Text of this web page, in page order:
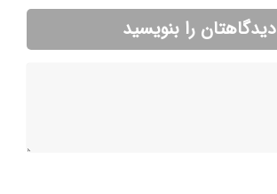
دیدگاهتان را بنویسید